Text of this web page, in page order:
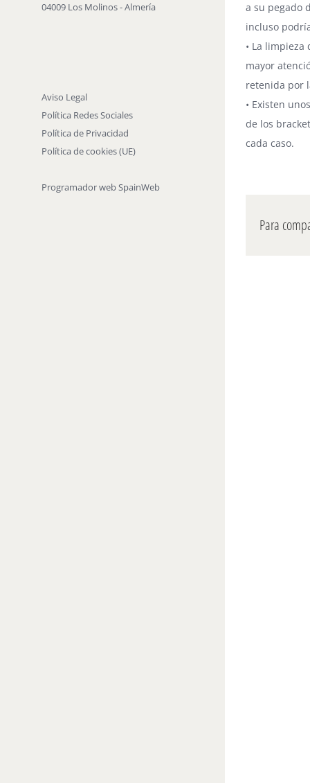
04009 Los Molinos - Almería
Aviso Legal
Política Redes Sociales
Política de Privacidad
Política de cookies (UE)
Programador webSpainWeb
a su pegado
incluso
• La
mayor
retenida por
• Existen
de los
cada caso.
Para